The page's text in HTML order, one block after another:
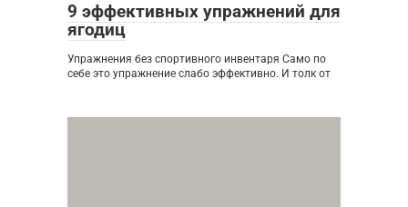
9 эффективных упражнений для
ягодиц
Упражнения без спортивного инвентаря Само по
себе это упражнение слабо эффективно. И толк от